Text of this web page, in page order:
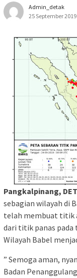
Admin_detak
25 September 2019
Pangkalpinang,
sebagian wilayah di
telah membuat titik
dari titik panas pada
Wilayah Babel
” Semoga aman,
Badan